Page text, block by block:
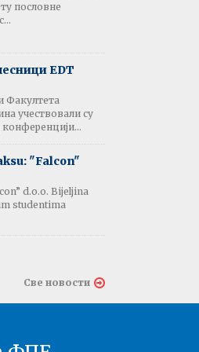
пословне
EDT
Факултета
учествовали су
конференцији...
"Falcon"
d.o.o. Bijeljina
studentima
Све новости